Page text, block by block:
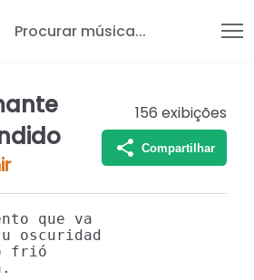
Procurar música...
156 exibições
Compartilhar
que va
oscuridad
frió